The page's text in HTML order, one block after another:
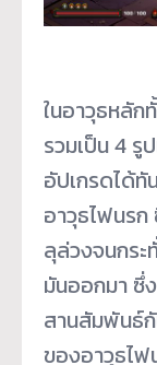
ในอาวุธหลัก
รวมเป็น 4 รู
อัปเกรดได้ทั
อาวุธไฟนรก
ลุล่วงจนกร
มันออกมา ซึ่
สานสัมพันธ์
ของอาวุธไ